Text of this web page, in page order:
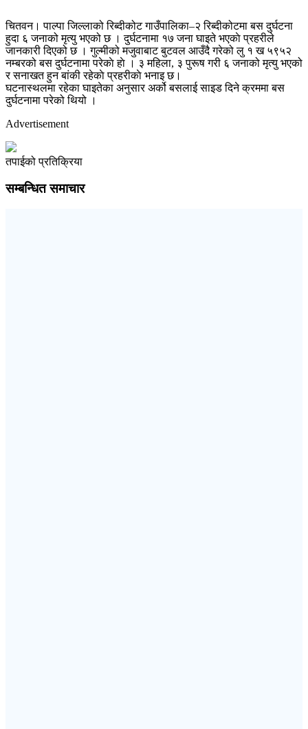
चितवन। पाल्पा जिल्लाको रिब्दीकोट गाउँपालिका–२ रिब्दीकोटमा बस दुर्घटना
हुदा ६ जनाको मृत्यु भएको छ । दुर्घटनामा १७ जना घाइते भएकाे प्रहरीले
जानकारी दिएको छ । गुल्मीको मजुवाबाट बुटवल आउँदै गरेको लु १ ख ५९५२
नम्बरको बस दुर्घटनामा परेकाे हाे । ३ महिला, ३ पुरूष गरी ६ जनाको मृत्यु भएको
र सनाखत हुन बांकी रहेकाे प्रहरीकाे भनाइ छ।
घटनास्थलमा रहेका घाइतेका अनुसार अर्को बसलाई साइड दिने क्रममा बस
दुर्घटनामा परेको थियो ।
Advertisement
तपाईको प्रतिक्रिया
सम्बन्धित समाचार